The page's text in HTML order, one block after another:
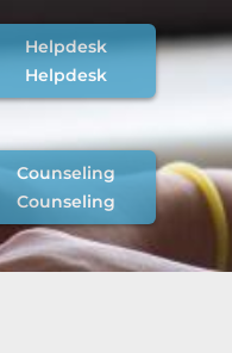
Helpdesk
Helpdesk
Counseling
Counseling